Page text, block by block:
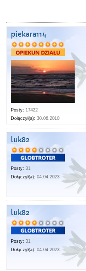
piekara114
Posty: 17422
Dołączył(a): 30.06.2010
luk82
Posty: 31
Dołączył(a): 04.04.2023
luk82
Posty: 31
Dołączył(a): 04.04.2023